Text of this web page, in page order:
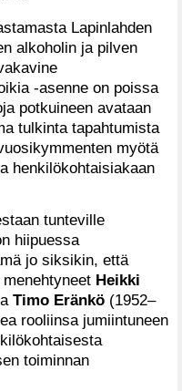
Lapinlahden
alkoholin ja pilven
-asenne on poissa
potkuineen avataan
tulkinta tapahtumista
myötä
henkilökohtaisiakaan
tunteville
hiipuessa
jo siksikin, että
Heikki
Timo Eränkö (1952–
rooliinsa jumiintuneen
toiminnan